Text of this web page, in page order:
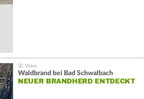
Waldbrand bei Bad Schwalbach
NEUER BRANDHERD ENTDECKT